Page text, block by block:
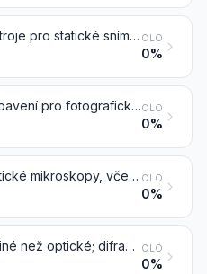
Promítací přístroje pro statické snímky, jiné než kinematografické; fotografické přístroje zvětšovací a zmenšovací (jiné než kinematografické) CLO
0%
Přístroje a vybavení pro fotografické (včetně kinematografických) laboratoře, jinde v této kapitole neuvedené ani nezahrnuté; negatoskopy; promítací plátnaCLO
0%
Sdružené optické mikroskopy, včetně mikroskopů pro mikrofotografii, mikrokinematografii nebo mikroprojekci CLO
0%
Mikroskopy, jiné než optické; difraktografy CLO
0%